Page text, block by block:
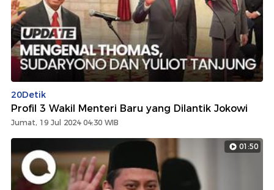
20Detik
Profil 3 Wakil Menteri Baru yang Dilantik Jokowi
Jumat, 19 Jul 2024 04:30 WIB
01:50